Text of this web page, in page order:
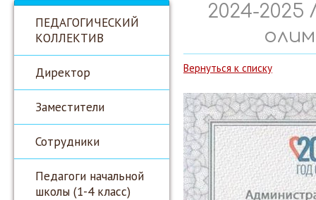
ПЕДАГОГИЧЕСКИЙ
КОЛЛЕКТИВ
Директор
Заместители
Сотрудники
Педагоги начальной
школы (1-4 класс)
2024-
Вернуться к списку